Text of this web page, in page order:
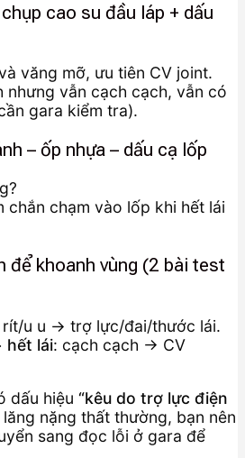
cao su đầu láp + dấu
văng mỡ, ưu tiên CV joint.
nhưng vẫn cạch cạch, vẫn có
gara kiểm tra).
– ốp nhựa – dấu cạ lốp
chắn chạm vào lốp khi hết lái
để khoanh vùng (2 bài test
rít/u u → trợ lực/đai/thước lái.
hết lái: cạch cạch → CV
dấu hiệu “kêu do trợ lực điện
lăng nặng thất thường, bạn nên
sang đọc lỗi ở gara để